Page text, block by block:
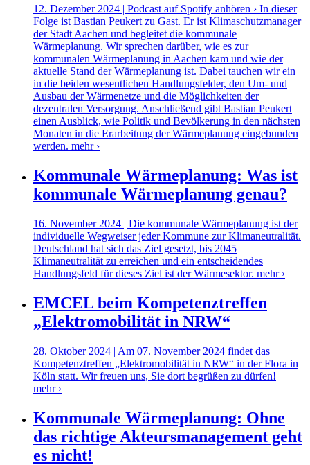
12. Dezember 2024 | Podcast auf Spotify anhören › In dieser
Folge ist Bastian Peukert zu Gast. Er ist Klimaschutzmanager
der Stadt Aachen und begleitet die kommunale
Wärmeplanung. Wir sprechen darüber, wie es zur
kommunalen Wärmeplanung in Aachen kam und wie der
aktuelle Stand der Wärmeplanung ist. Dabei tauchen wir ein
in die beiden wesentlichen Handlungsfelder, den Um- und
Ausbau der Wärmenetze und die Möglichkeiten der
dezentralen Versorgung. Anschließend gibt Bastian Peukert
einen Ausblick, wie Politik und Bevölkerung in den nächsten
Monaten in die Erarbeitung der Wärmeplanung eingebunden
werden. mehr ›
Kommunale Wärmeplanung: Was ist
kommunale Wärmeplanung genau?
16. November 2024 | Die kommunale Wärmeplanung ist der
individuelle Wegweiser jeder Kommune zur Klimaneutralität.
Deutschland hat sich das Ziel gesetzt, bis 2045
Klimaneutralität zu erreichen und ein entscheidendes
Handlungsfeld für dieses Ziel ist der Wärmesektor. mehr ›
EMCEL beim Kompetenztreffen
„Elektromobilität in NRW“
28. Oktober 2024 | Am 07. November 2024 findet das
Kompetenztreffen „Elektromobilität in NRW“ in der Flora in
Köln statt. Wir freuen uns, Sie dort begrüßen zu dürfen!
mehr ›
Kommunale Wärmeplanung: Ohne
das richtige Akteursmanagement geht
es nicht!